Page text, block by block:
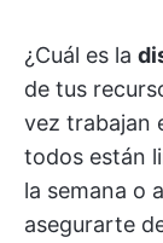
¿Cuál es la
de tus
vez trabajan
todos están
la semana o
asegurarte